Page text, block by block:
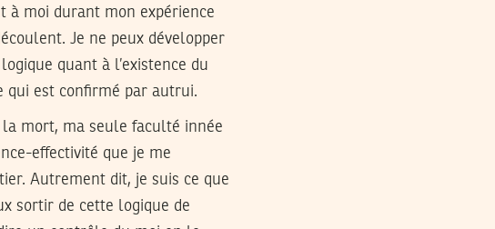
à moi durant mon expérience
Je ne peux développer
quant à l’existence du
qui est confirmé par autrui.
la mort, ma seule faculté innée
effectivité que je me
Autrement dit, je suis ce que
sortir de cette logique de